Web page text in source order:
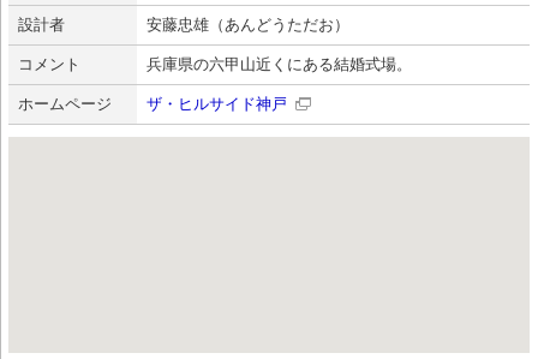
設計者 安藤忠雄（あんどうただお）
コメント 兵庫県の六甲山近くにある結婚式場。
ホームページ ザ・ヒルサイド神戸